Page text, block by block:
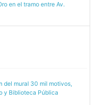
en el tramo entre Av.
del mural 30 mil motivos,
y Biblioteca Pública